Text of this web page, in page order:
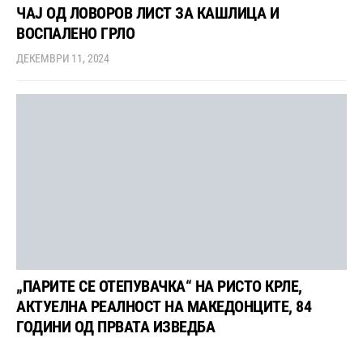
ЧАЈ ОД ЛОВОРОВ ЛИСТ ЗА КАШЛИЦА И
ВОСПАЛЕНО ГРЛО
ДЕКЕМВРИ 11, 2024
„ПАРИТЕ СЕ ОТЕПУВАЧКА“ НА РИСТО КРЛЕ,
АКТУЕЛНА РЕАЛНОСТ НА МАКЕДОНЦИТЕ, 84
ГОДИНИ ОД ПРВАТА ИЗВЕДБА